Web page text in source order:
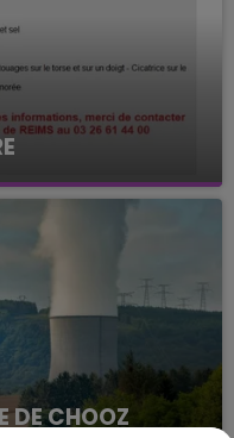
de vie depuis 5
pour le
DE CHOOZ